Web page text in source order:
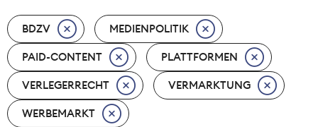
Nachhaltigkeit
Nachwuchs
Nova Award
BDZV MEDIENPOLITIK
PAID-CONTENT PLATTFORMEN
VERLEGERRECHT VERMARKTUNG
WERBEMARKT